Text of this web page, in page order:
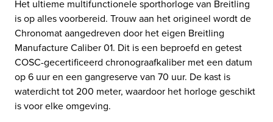
Het ultieme multifunctionele sporthorloge van Breitling
is op alles voorbereid. Trouw aan het origineel wordt de
Chronomat aangedreven door het eigen Breitling
Manufacture Caliber 01. Dit is een beproefd en getest
COSC-gecertificeerd chronograafkaliber met een datum
op 6 uur en een gangreserve van 70 uur. De kast is
waterdicht tot 200 meter, waardoor het horloge geschikt
is voor elke omgeving.